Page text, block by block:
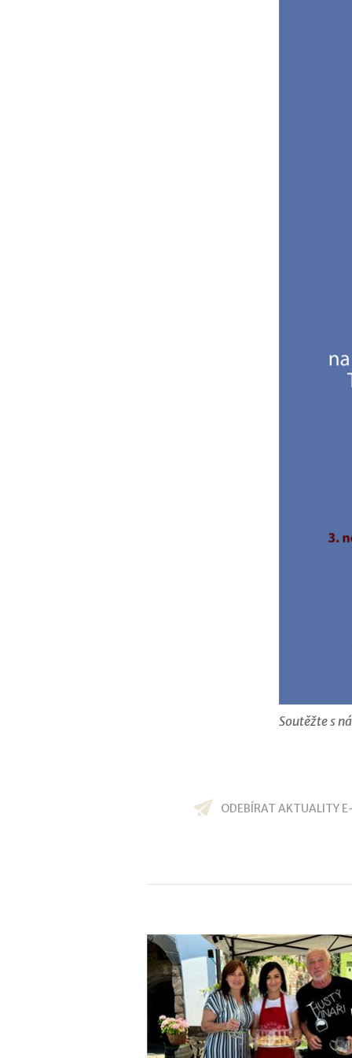
Soutěžte s
ODEBÍRAT AKTUALITY